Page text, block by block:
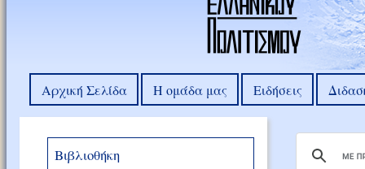
Αρχική Σελίδα Η ομάδα μας Ειδήσεις
Βιβλιοθήκη